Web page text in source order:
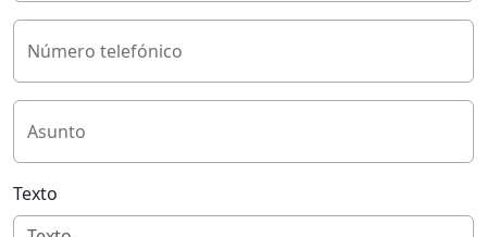
Número telefónico
Asunto
Texto